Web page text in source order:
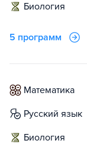
биология
5 программ
математика
русский язык
биология